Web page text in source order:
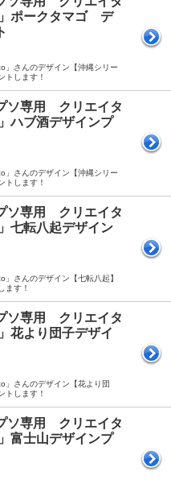
ポークタマゴ デ
」さんのデザイン【沖縄シリー
トします！
ソ専用 クリエイタ
ハブ酒デザインプ
」さんのデザイン【沖縄シリー
トします！
ソ専用 クリエイタ
七転八起デザイン
」さんのデザイン【七転八起】
ます！
ソ専用 クリエイタ
花より団子デザイ
」さんのデザイン【花より団
トします！
ソ専用 クリエイタ
富士山デザインプ